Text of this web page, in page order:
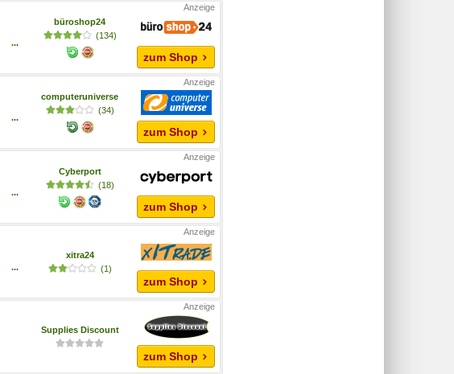
...
büroshop24
(134)
zum Shop
...
computeruniverse
(34)
zum Shop
...
Cyberport
(18)
zum Shop
...
xitra24
(1)
zum Shop
Supplies Discount
zum Shop